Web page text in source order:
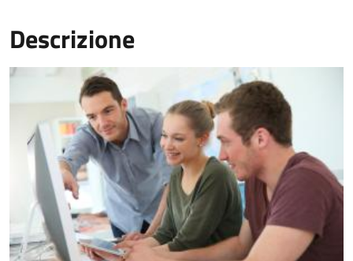
Descrizione